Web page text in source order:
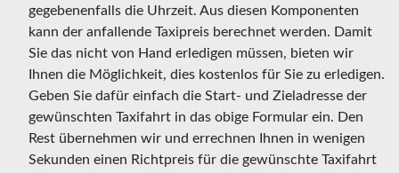
gegebenenfalls die Uhrzeit. Aus diesen Komponenten
kann der anfallende Taxipreis berechnet werden. Damit
Sie das nicht von Hand erledigen müssen, bieten wir
Ihnen die Möglichkeit, dies kostenlos für Sie zu erledigen.
Geben Sie dafür einfach die Start- und Zieladresse der
gewünschten Taxifahrt in das obige Formular ein. Den
Rest übernehmen wir und errechnen Ihnen in wenigen
Sekunden einen Richtpreis für die gewünschte Taxifahrt